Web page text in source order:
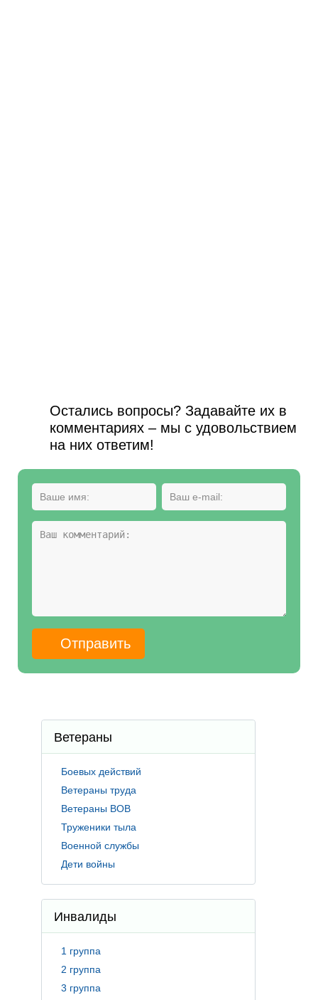
Остались вопросы? Задавайте их в
комментариях – мы с удовольствием
на них ответим!
Ветераны
Боевых действий
Ветераны труда
Ветераны ВОВ
Труженики тыла
Военной службы
Дети войны
Инвалиды
1 группа
2 группа
3 группа